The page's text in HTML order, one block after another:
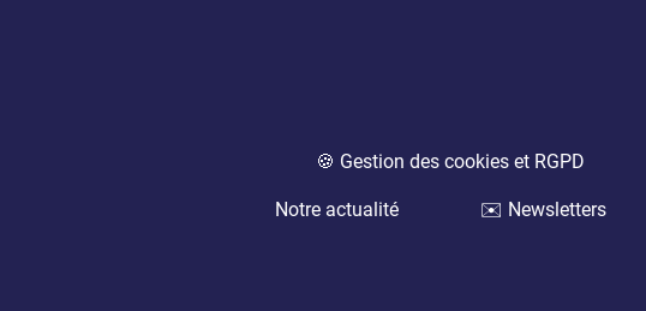
🍪 Gestion des cookies et RGPD
Notre actualité ✉️ Newsletters